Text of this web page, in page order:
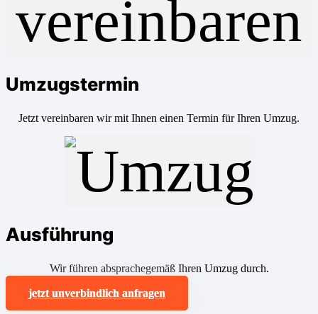
Umzugstermin
Jetzt vereinbaren wir mit Ihnen einen Termin für Ihren Umzug.
Ausführung
Wir führen absprachegemäß Ihren Umzug durch.
jetzt unverbindlich anfragen